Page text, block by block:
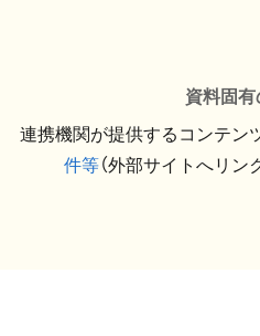
資料固
連携機関が提供するコンテン
件等（外部サイトへリン